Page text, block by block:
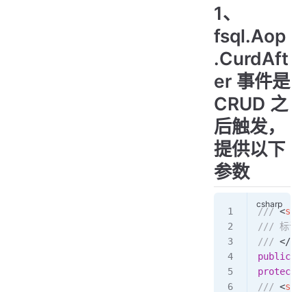
1、
fsql.Aop
.CurdAft
er 事件是
CRUD 之
后触发，
提供以下
参数
/// <
/// 标识
/// </
public
protected
/// <